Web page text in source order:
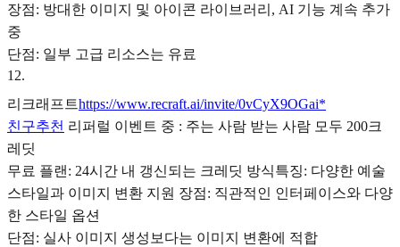
장점: 방대한 이미지 및 아이콘 라이브러리, AI 기능 계속 추가
중
단점: 일부 고급 리소스는 유료
12.
리크래프트https://www.recraft.ai/invite/0vCyX9OGai*
친구추천 리퍼럴 이벤트 중 : 주는 사람 받는 사람 모두 200크
레딧
무료 플랜: 24시간 내 갱신되는 크레딧 방식특징: 다양한 예술
스타일과 이미지 변환 지원 장점: 직관적인 인터페이스와 다양
한 스타일 옵션
단점: 실사 이미지 생성보다는 이미지 변환에 적합